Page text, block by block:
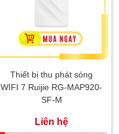
Thiết bị thu phát sóng
WIFI 7 Ruijie RG-MAP920-
SF-M
Liên hệ